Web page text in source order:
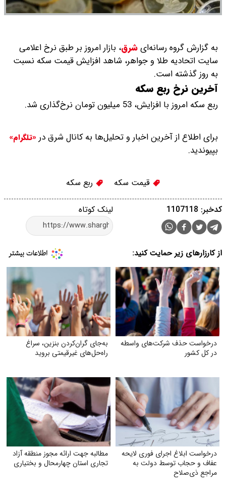
به گزارش گروه رسانه‌ایشرق، بازار امروز بر طبق نرخ اعلامی
سایت اتحادیه طلا و جواهر، شاهد افزایش قیمت‌‌‌‌ سکه نسبت
به روز گذشته است.
آخرین نرخ ربع سکه
ربع سکه امروز با افزایش، 53 میلیون تومان نرخ‌گذاری شد.
برای اطلاع از آخرین اخبار و تحلیل‌ها به کانال شرق در «تلگرام»
بپیوندید.
قیمت سکه ربع سکه
لینک کوتاه کدخبر: 1107118
از کارزارهای زیر حمایت کنید:
درخواست حذف شرکت‌های واسطه
در کل کشور
به‌جای گران‌کردن بنزین، سراغ
راه‌حل‌های غیرقیمتی بروید
درخواست ابلاغ اجرای فوری لایحه
عفاف و حجاب توسط دولت به
مراجع ذی‌صلاح
مطالبه جهت ارائه مجوز منطقه آزاد
تجاری استان چهارمحال و بختیاری